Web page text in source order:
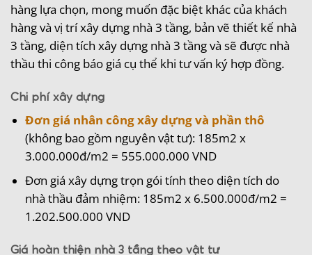
hàng lựa chọn, mong muốn đặc biệt khác của khách
hàng và vị trí xây dựng nhà 3 tầng, bản vẽ thiết kế nhà
3 tầng, diện tích xây dựng nhà 3 tầng và sẽ được nhà
thầu thi công báo giá cụ thể khi tư vấn ký hợp đồng.
Chi phí xây dựng
Đơn giá nhân công xây dựng và phần thô
(không bao gồm nguyên vật tư): 185m2 x
3.000.000đ/m2 = 555.000.000 VND
Đơn giá xây dựng trọn gói tính theo diện tích do
nhà thầu đảm nhiệm: 185m2 x 6.500.000đ/m2 =
1.202.500.000 VND
Giá hoàn thiện nhà 3 tầng theo vật tư